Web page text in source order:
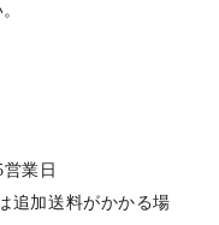
業日
追加送料がかかる場